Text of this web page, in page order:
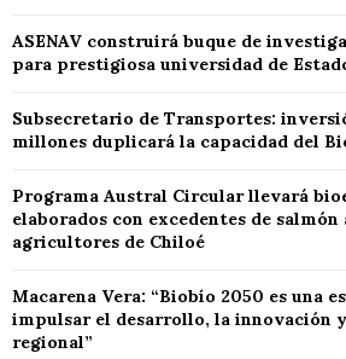
ASENAV construirá buque de
para prestigiosa universidad de
Subsecretario de Transportes:
millones duplicará la capacidad del
Programa Austral Circular llevará
elaborados con excedentes de salmón
agricultores de Chiloé
Macarena Vera: “Biobío 2050 es una
impulsar el desarrollo, la innovación
regional”